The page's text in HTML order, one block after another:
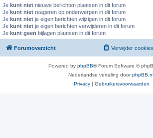
Je kunt niet nieuwe berichten plaatsen in dit forum
Je kunt niet reageren op onderwerpen in dit forum
Je kunt niet je eigen berichten wijzigen in dit forum
Je kunt niet je eigen berichten verwijderen in dit forum
Je kunt geen bijlagen plaatsen in dit forum
Forumoverzicht Verwijder cookies
Powered by phpBB® Forum Software ©
Nederlandse vertaling doorphpBB.nl
Privacy | Gebruikersvoorwaarden